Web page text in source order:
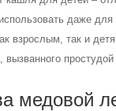
даже для
взрослым, так и
вызванного
медовой